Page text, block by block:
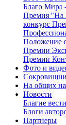
Благо Мира
Премия "На
конкурс
Положение
Премии
Премии
Фото и
На общих
Новости
Благие вести
Блоги
Партнеры